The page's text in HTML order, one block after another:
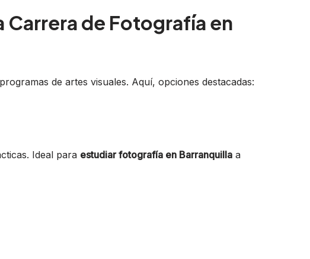
Carrera de Fotografía en
de artes visuales. Aquí, opciones destacadas:
Ideal para estudiar fotografía en Barranquilla a